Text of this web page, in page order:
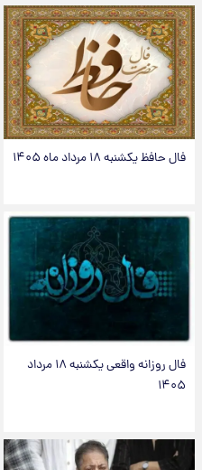
فال حافظ یکشنبه ۱۸ مرداد ماه ۱۴۰۵
فال روزانه واقعی یکشنبه ۱۸ مرداد
۱۴۰۵